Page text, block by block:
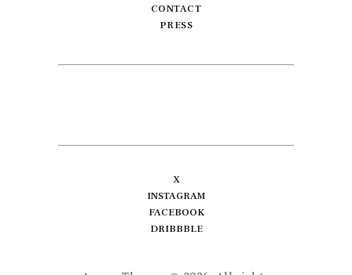
CONTACT
PRESS
X
INSTAGRAM
FACEBOOK
DRIBBBLE